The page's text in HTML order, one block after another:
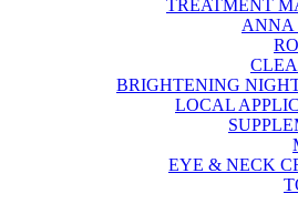
TREATMENT
ANNA
BRIGHTENING
LOCAL
EYE & NECK